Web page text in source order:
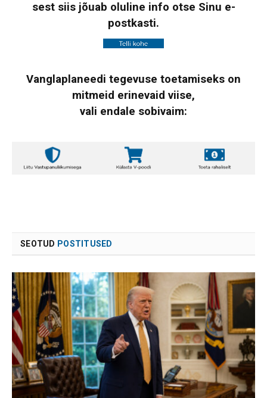
sest siis jõuab oluline info otse Sinu e-
postkasti.
Vanglaplaneedi tegevuse toetamiseks on
mitmeid erinevaid viise,
vali endale sobivaim:
SEOTUD POSTITUSED